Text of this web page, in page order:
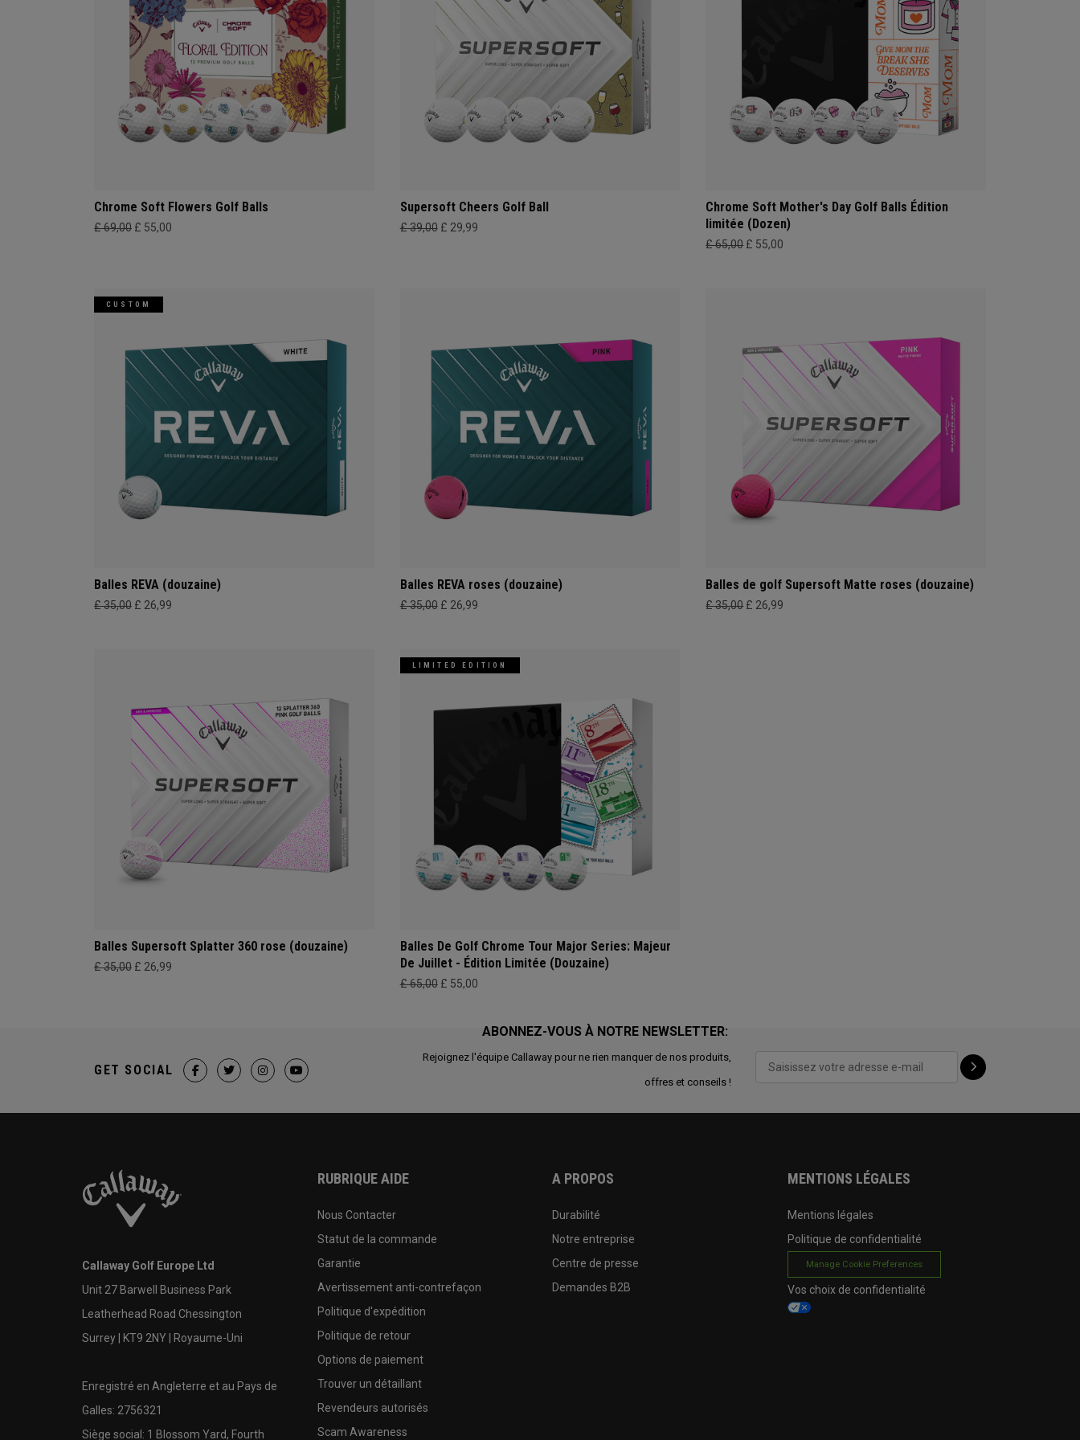
Chrome Soft Flowers Golf Balls
£ 69,00 £ 55,00
Supersoft Cheers Golf Ball
£ 39,00 £ 29,99
Chrome Soft Mother's Day Golf Balls Édition
limitée (Dozen)
£ 65,00 £ 55,00
CUSTOM
Balles REVA (douzaine)
£ 35,00 £ 26,99
Balles REVA roses (douzaine)
£ 35,00 £ 26,99
Balles de golf Supersoft Matte roses (douzaine)
£ 35,00 £ 26,99
Balles Supersoft Splatter 360 rose (douzaine)
£ 35,00 £ 26,99
LIMITED EDITION
Balles De Golf Chrome Tour Major Series: Majeur
De Juillet - Édition Limitée (Douzaine)
£ 65,00 £ 55,00
ABONNEZ-VOUS À NOTRE NEWSLETTER:
Rejoignez l'équipe Callaway pour ne rien manquer de nos produits,
offres et conseils !
GET SOCIAL
Callaway Golf Europe Ltd
Unit 27 Barwell Business Park
Leatherhead Road Chessington
Surrey | KT9 2NY | Royaume-Uni
Enregistré en Angleterre et au Pays de
Galles: 2756321
Siège social: 1 Blossom Yard, Fourth
RUBRIQUE AIDE
Nous Contacter
Statut de la commande
Garantie
Avertissement anti-contrefaçon
Politique d'expédition
Politique de retour
Options de paiement
Trouver un détaillant
Revendeurs autorisés
Scam Awareness
A PROPOS
Durabilité
Notre entreprise
Centre de presse
Demandes B2B
MENTIONS LÉGALES
Mentions légales
Politique de confidentialité
Manage Cookie Preferences
Vos choix de confidentialité